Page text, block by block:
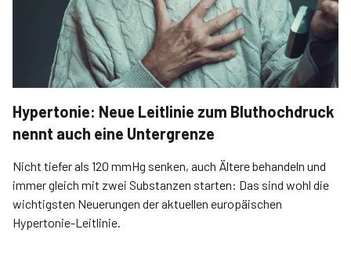
Hypertonie: Neue Leitlinie zum Bluthochdruck
nennt auch eine Untergrenze
Nicht tiefer als 120 mmHg senken, auch Ältere behandeln und
immer gleich mit zwei Substanzen starten: Das sind wohl die
wichtigsten Neuerungen der aktuellen europäischen
Hypertonie-Leitlinie.